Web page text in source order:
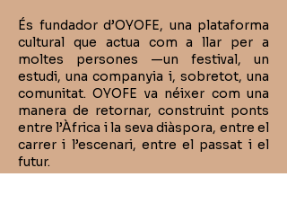
És fundador d’OYOFE, una plataforma
cultural que actua com a llar per a
moltes persones —un festival, un
estudi, una companyia i, sobretot, una
comunitat. OYOFE va néixer com una
manera de retornar, construint ponts
entre l’Àfrica i la seva diàspora, entre el
carrer i l’escenari, entre el passat i el
futur.